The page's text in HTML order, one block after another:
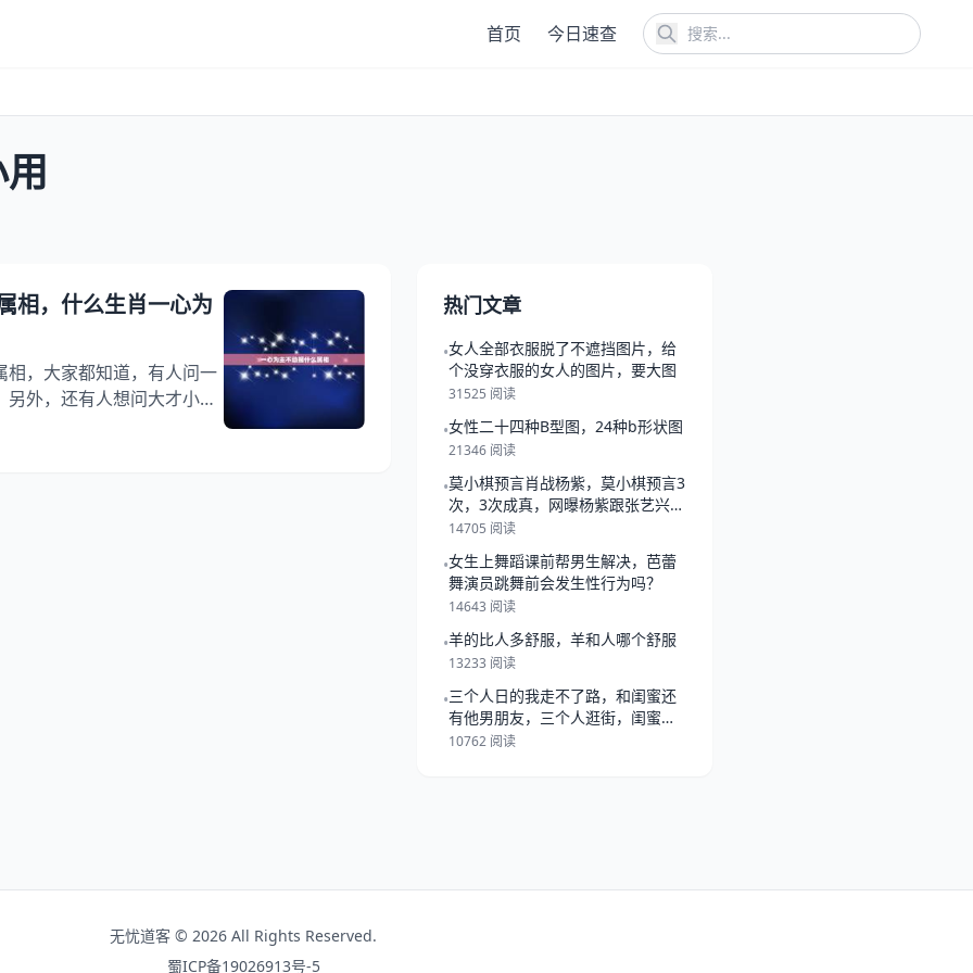
首页 今日速查
相，什么生肖一心为
，大家都知道，有人问一
外，还有人想问大才小用
二生肖的哪个?你知道这
肖一古脑儿为主不动遥
热门文章
•女人全部衣服脱了不遮挡图片，给
个没穿衣服的女人的图片，要大图
31525 阅读
•女性二十四种B型图，24种b形状图
21346 阅读
•莫小棋预言肖战杨紫，莫小棋预言3
次，3次成真，网曝杨紫跟张艺兴在
一起，
14705 阅读
•女生上舞蹈课前帮男生解决，芭蕾
舞演员跳舞前会发生性行为吗？
14643 阅读
•羊的比人多舒服，羊和人哪个舒服
13233 阅读
•三个人日的我走不了路，和闺蜜还
有他男朋友，三个人逛街，闺蜜总
是跟她男朋
10762 阅读
无忧道客 © 2026 All Rights Reserved.
蜀ICP备19026913号-5